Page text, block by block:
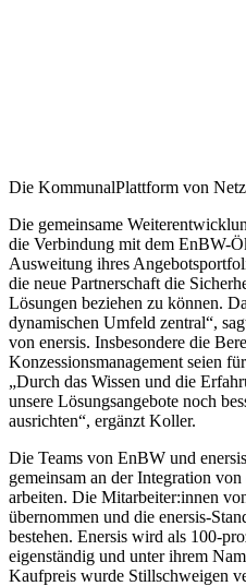
Die KommunalPlattform von
Die gemeinsame
die Verbindung mit dem EnBW-
Ausweitung ihres
die neue Partnerschaft die
Lösungen beziehen zu können.
dynamischen Umfeld zentral“,
von enersis. Insbesondere die
Konzessionsmanagement seien
„Durch das Wissen und die
unsere Lösungsangebote noch
ausrichten“, ergänzt Koller.
Die Teams von EnBW und
gemeinsam an der Integration
arbeiten. Die Mitarbeiter:innen
übernommen und die enersis-
bestehen. Enersis wird als 100-
eigenständig und unter ihrem
Kaufpreis wurde Stillschweigen